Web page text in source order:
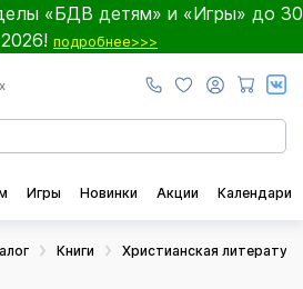
«БДВ детям» и «Игры» до 30
подробнее>>>
Игры Новинки Акции Календари
Книги Христианская литература